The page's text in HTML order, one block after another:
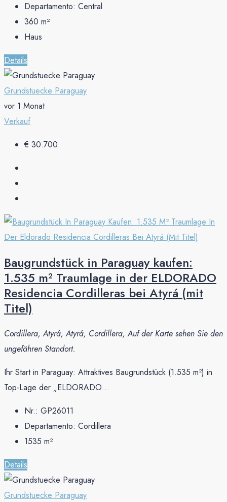
Departamento: Central
360 m²
Haus
Details
Grundstuecke Paraguay
vor 1 Monat
Verkauf
€ 30.700
Baugrundstück in Paraguay kaufen:
1.535 m² Traumlage in der ELDORADO
Residencia Cordilleras bei Atyrá (mit
Titel)
Cordillera, Atyrá, Atyrá, Cordillera, Auf der Karte sehen Sie den
ungefähren Standort.
Ihr Start in Paraguay: Attraktives Baugrundstück (1.535 m²) in
Top-Lage der „ELDORADO...
Nr.: GP26011
Departamento: Cordillera
1535 m²
Details
Grundstuecke Paraguay